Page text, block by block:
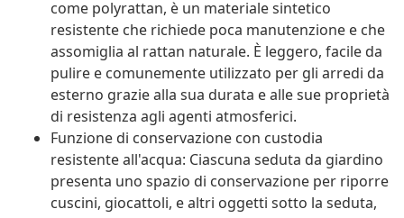
come polyrattan, è un materiale sintetico
resistente che richiede poca manutenzione e che
assomiglia al rattan naturale. È leggero, facile da
pulire e comunemente utilizzato per gli arredi da
esterno grazie alla sua durata e alle sue proprietà
di resistenza agli agenti atmosferici.
Funzione di conservazione con custodia
resistente all'acqua: Ciascuna seduta da giardino
presenta uno spazio di conservazione per riporre
cuscini, giocattoli, e altri oggetti sotto la seduta,